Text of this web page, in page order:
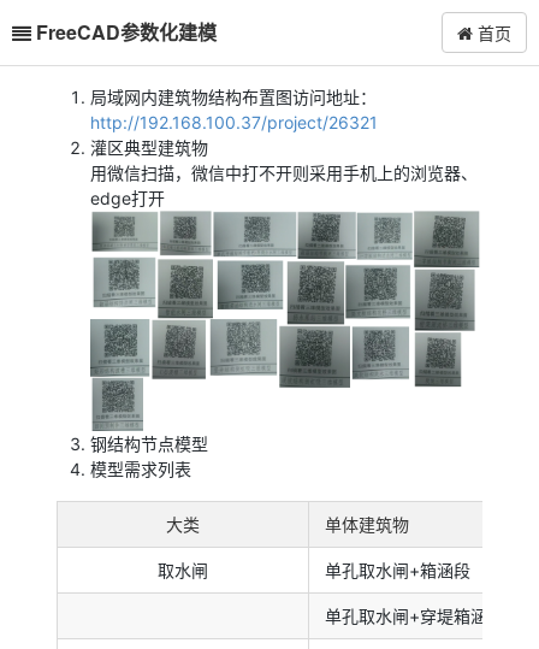
FreeCAD参数化建模 首页
局域网内建筑物结构布置图访问地址：
http://192.168.100.37/project/26321
灌区典型建筑物
用微信扫描，微信中打不开则采用手机上的浏览器、
edge打开
钢结构节点模型
模型需求列表
大类 单体建筑物
取水闸 单孔取水闸+箱涵段
单孔取水闸+穿堤箱涵段